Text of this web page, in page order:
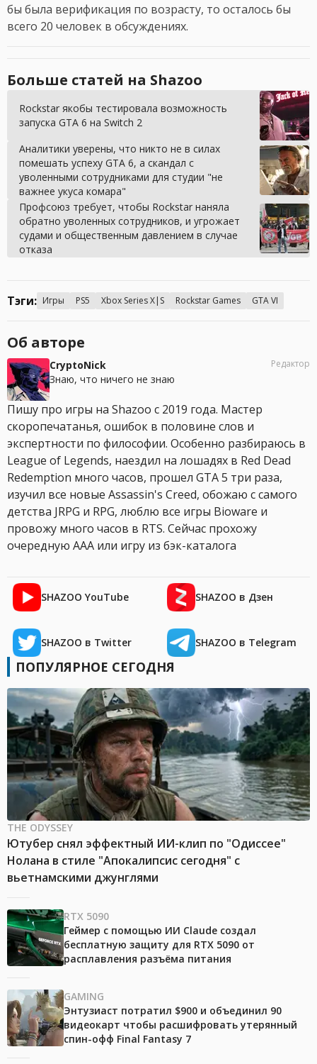
бы была верификация по возрасту, то осталось бы
всего 20 человек в обсуждениях.
Больше статей на Shazoo
Rockstar якобы тестировала возможность
запуска GTA 6 на Switch 2
Аналитики уверены, что никто не в силах
помешать успеху GTA 6, а скандал с
уволенными сотрудниками для студии "не
важнее укуса комара"
Профсоюз требует, чтобы Rockstar наняла
обратно уволенных сотрудников, и угрожает
судами и общественным давлением в случае
отказа
Тэги: Игры PS5 Xbox Series X|S Rockstar Games GTA VI
Об авторе
CryptoNick
Знаю, что ничего не знаю
Редактор
Пишу про игры на Shazoo с 2019 года. Мастер
скоропечатанья, ошибок в половине слов и
экспертности по философии. Особенно разбираюсь в
League of Legends, наездил на лошадях в Red Dead
Redemption много часов, прошел GTA 5 три раза,
изучил все новые Assassin's Creed, обожаю с самого
детства JRPG и RPG, люблю все игры Bioware и
провожу много часов в RTS. Сейчас прохожу
очередную AAA или игру из бэк-каталога
SHAZOO YouTube SHAZOO в Дзен
SHAZOO в Twitter SHAZOO в Telegram
ПОПУЛЯРНОЕ СЕГОДНЯ
THE ODYSSEY
Ютубер снял эффектный ИИ-клип по "Одиссее"
Нолана в стиле "Апокалипсис сегодня" с
вьетнамскими джунглями
RTX 5090
Геймер с помощью ИИ Claude создал
бесплатную защиту для RTX 5090 от
расплавления разъёма питания
GAMING
Энтузиаст потратил $900 и объединил 90
видеокарт чтобы расшифровать утерянный
спин-офф Final Fantasy 7